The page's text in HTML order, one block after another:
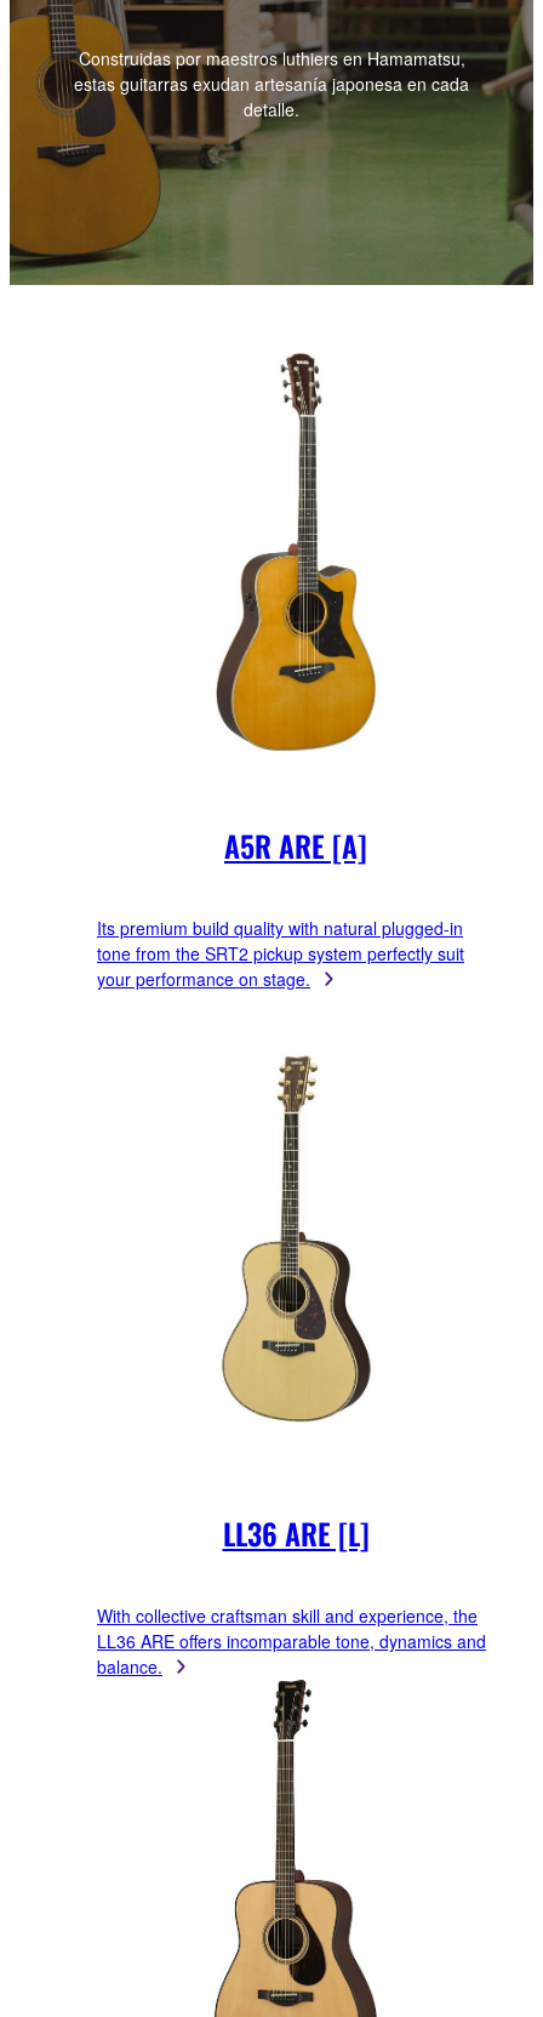
Construidas por maestros luthiers en Hamamatsu,
estas guitarras exudan artesanía japonesa en cada
detalle.
A5R ARE [A]
Its premium build quality with natural plugged-in
tone from the SRT2 pickup system perfectly suit
your performance on stage.
LL36 ARE [L]
With collective craftsman skill and experience, the
LL36 ARE offers incomparable tone, dynamics and
balance.